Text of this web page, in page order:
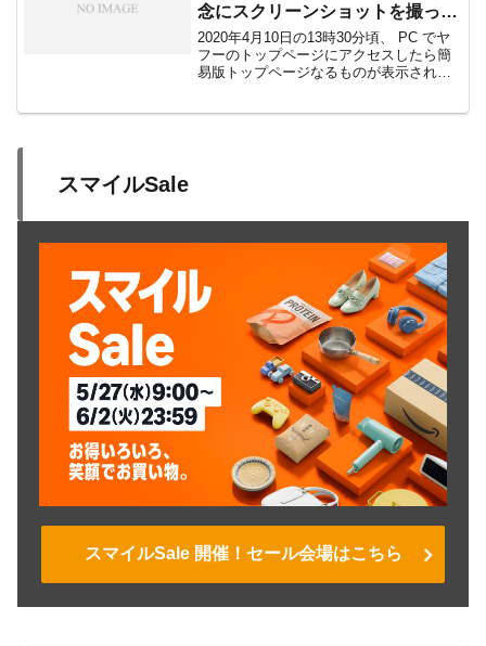
念にスクリーンショットを撮って
みた！
2020年4月10日の13時30分頃、 PC でヤ
フーのトップページにアクセスしたら簡
易版トップページなるものが表示されま
スマイルSale
スマイルSale 開催！セール会場はこちら